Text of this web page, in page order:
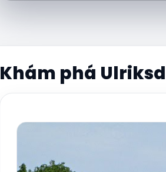
Khám phá